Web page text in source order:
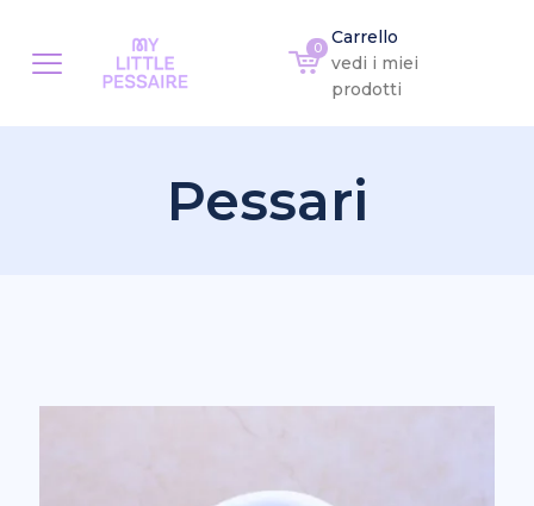
0
Carrello
vedi i miei
prodotti
Pessari